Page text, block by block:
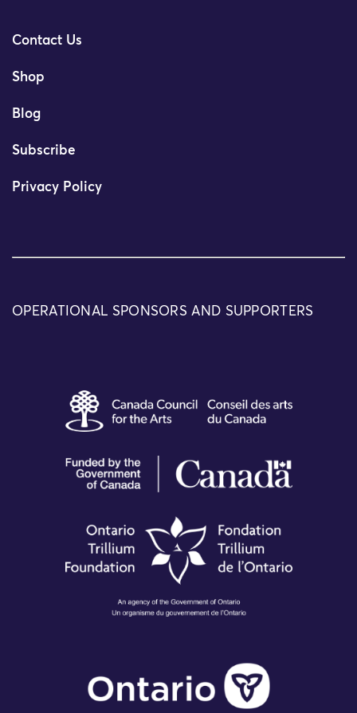
Contact Us
Shop
Blog
Subscribe
Privacy Policy
OPERATIONAL SPONSORS AND SUPPORTERS